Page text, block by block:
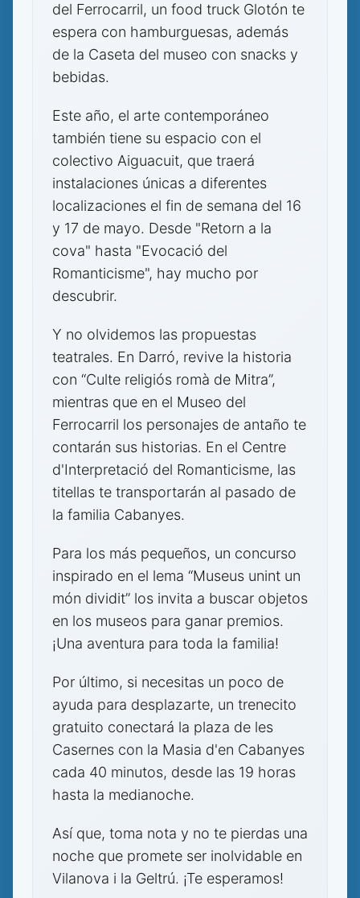
del Ferrocarril, un food truck Glotón te
espera con hamburguesas, además
de la Caseta del museo con snacks y
bebidas.
Este año, el arte contemporáneo
también tiene su espacio con el
colectivo Aiguacuit, que traerá
instalaciones únicas a diferentes
localizaciones el fin de semana del 16
y 17 de mayo. Desde "Retorn a la
cova" hasta "Evocació del
Romanticisme", hay mucho por
descubrir.
Y no olvidemos las propuestas
teatrales. En Darró, revive la historia
con “Culte religiós romà de Mitra”,
mientras que en el Museo del
Ferrocarril los personajes de antaño te
contarán sus historias. En el Centre
d'Interpretació del Romanticisme, las
titellas te transportarán al pasado de
la familia Cabanyes.
Para los más pequeños, un concurso
inspirado en el lema “Museus unint un
món dividit” los invita a buscar objetos
en los museos para ganar premios.
¡Una aventura para toda la familia!
Por último, si necesitas un poco de
ayuda para desplazarte, un trenecito
gratuito conectará la plaza de les
Casernes con la Masia d'en Cabanyes
cada 40 minutos, desde las 19 horas
hasta la medianoche.
Así que, toma nota y no te pierdas una
noche que promete ser inolvidable en
Vilanova i la Geltrú. ¡Te esperamos!